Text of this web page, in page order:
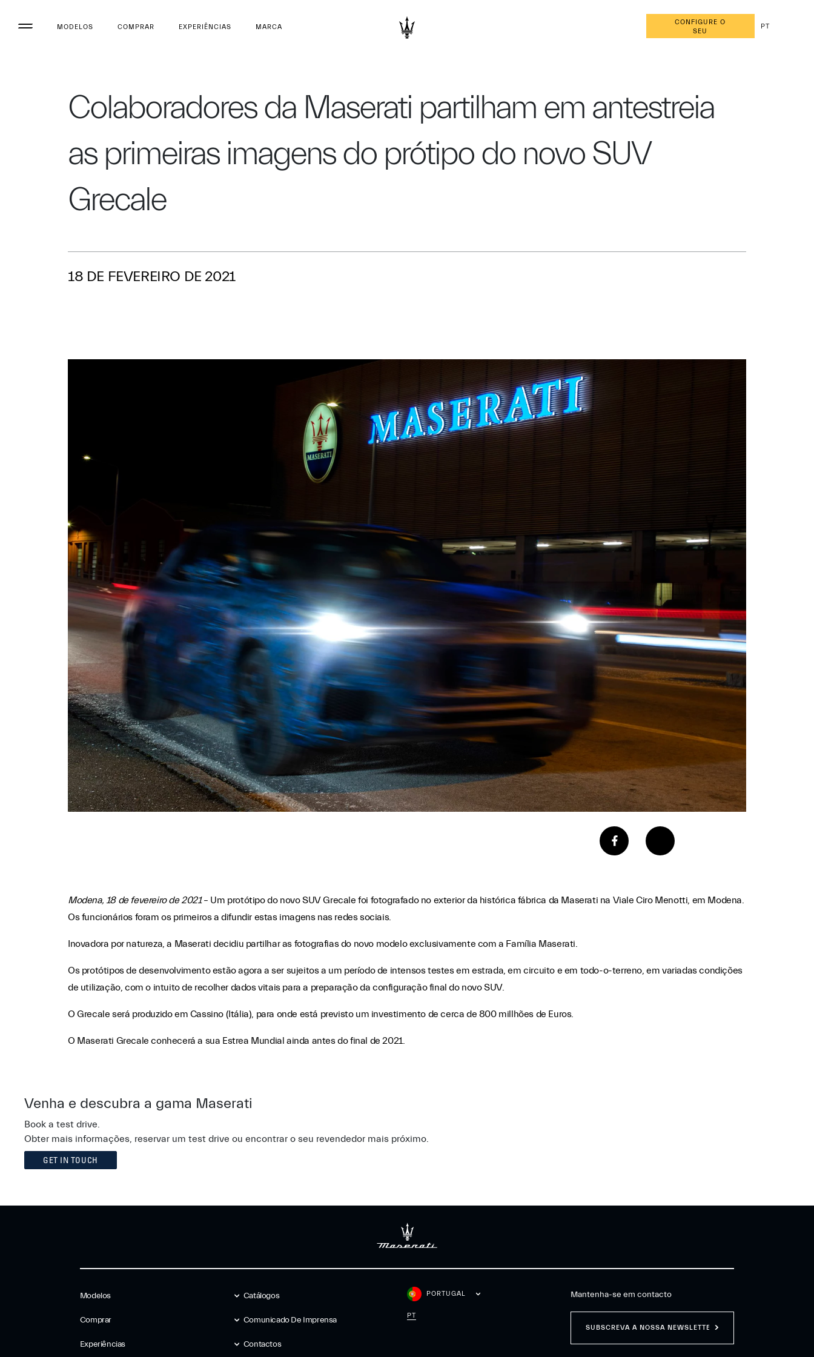
MODELOS COMPRAR EXPERIÊNCIAS MARCA
CONFIGURE O
SEU
PT
Colaboradores da Maserati partilham em antestreia
as primeiras imagens do prótipo do novo SUV
Grecale
18 DE FEVEREIRO DE 2021
Modena, 18 de fevereiro de 2021– Um protótipo do novo SUV Grecale foi fotografado no exterior da histórica fábrica da Maserati na Viale Ciro Menotti, em Modena.
Os funcionários foram os primeiros a difundir estas imagens nas redes sociais.
Inovadora por natureza, a Maserati decidiu partilhar as fotografias do novo modelo exclusivamente com a Família Maserati.
Os protótipos de desenvolvimento estão agora a ser sujeitos a um período de intensos testes em estrada, em circuito e em todo-o-terreno, em variadas condições
de utilização, com o intuito de recolher dados vitais para a preparação da configuração final do novo SUV.
O Grecale será produzido em Cassino (Itália), para onde está previsto um investimento de cerca de 800 millhões de Euros.
O Maserati Grecale conhecerá a sua Estrea Mundial ainda antes do final de 2021.
Venha e descubra a gama Maserati
Book a test drive.
Obter mais informações, reservar um test drive ou encontrar o seu revendedor mais próximo.
GET IN TOUCH
Modelos
Comprar
Experiências
Catálogos
Comunicado De Imprensa
Contactos
PORTUGAL
PT
Mantenha-se em contacto
SUBSCREVA A NOSSA NEWSLETTER